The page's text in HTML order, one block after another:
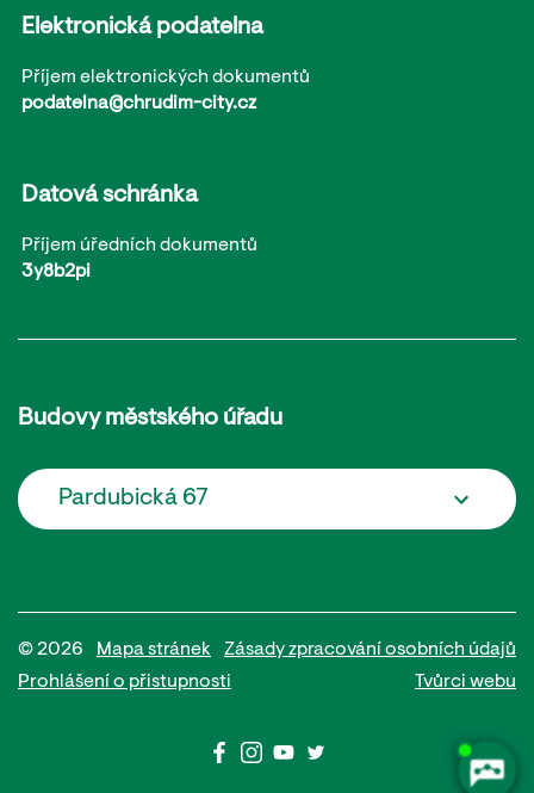
Elektronická podatelna
Příjem elektronických dokumentů
podatelna@chrudim-city.cz
Datová schránka
Příjem úředních dokumentů
3y8b2pi
Budovy městského úřadu
Pardubická 67
© 2026 Mapa stránek
Zásady zpracování osobních údajů
Prohlášení o přistupnosti
Tvůrci webu